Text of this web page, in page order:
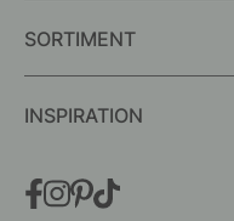
SORTIMENT
INSPIRATION